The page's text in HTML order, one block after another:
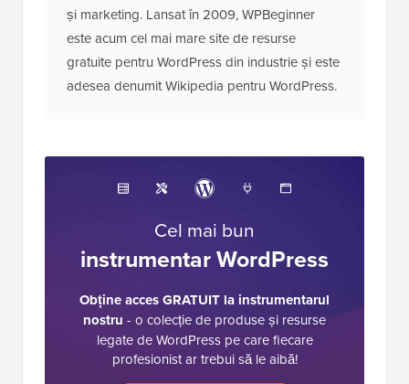
și marketing. Lansat în 2009, WPBeginner
este acum cel mai mare site de resurse
gratuite pentru WordPress din industrie și este
adesea denumit Wikipedia pentru WordPress.
Cel mai bun
instrumentar WordPress
Obține acces GRATUIT la instrumentarul
nostru - o colecție de produse și resurse
legate de WordPress pe care fiecare
profesionist ar trebui să le aibă!